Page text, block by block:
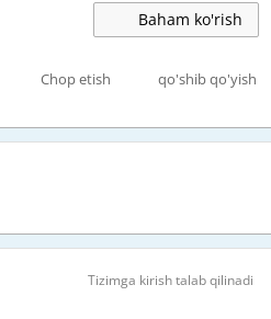
Baham ko'rish
Chop etish qo'shib qo'yish
Tizimga kirish talab qilinadi